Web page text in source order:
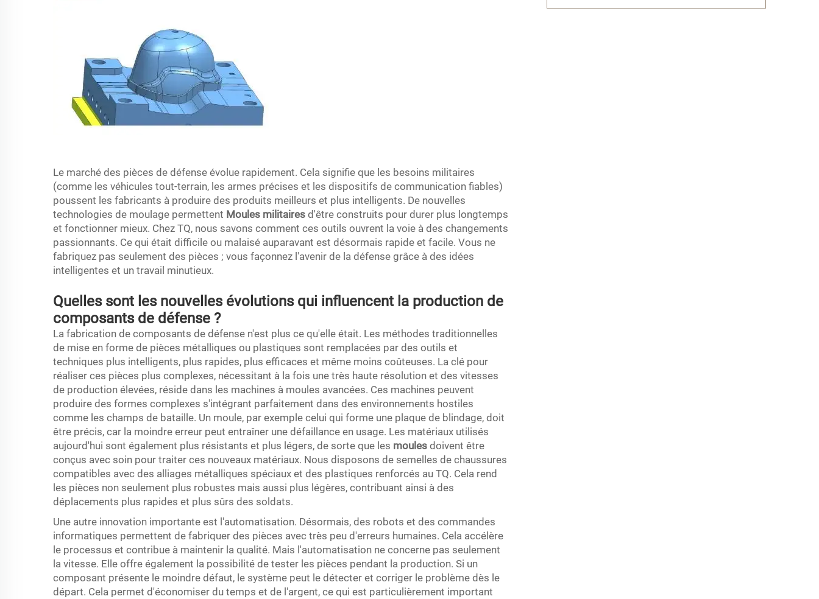
Le marché des pièces de défense évolue rapidement. Cela signifie que les besoins militaires
(comme les véhicules tout-terrain, les armes précises et les dispositifs de communication fiables)
poussent les fabricants à produire des produits meilleurs et plus intelligents. De nouvelles
technologies de moulage permettent Moules militaires d'être construits pour durer plus longtemps
et fonctionner mieux. Chez TQ, nous savons comment ces outils ouvrent la voie à des changements
passionnants. Ce qui était difficile ou malaisé auparavant est désormais rapide et facile. Vous ne
fabriquez pas seulement des pièces ; vous façonnez l'avenir de la défense grâce à des idées
intelligentes et un travail minutieux.
Quelles sont les nouvelles évolutions qui influencent la production de
composants de défense ?
La fabrication de composants de défense n'est plus ce qu'elle était. Les méthodes traditionnelles
de mise en forme de pièces métalliques ou plastiques sont remplacées par des outils et
techniques plus intelligents, plus rapides, plus efficaces et même moins coûteuses. La clé pour
réaliser ces pièces plus complexes, nécessitant à la fois une très haute résolution et des vitesses
de production élevées, réside dans les machines à moules avancées. Ces machines peuvent
produire des formes complexes s'intégrant parfaitement dans des environnements hostiles
comme les champs de bataille. Un moule, par exemple celui qui forme une plaque de blindage, doit
être précis, car la moindre erreur peut entraîner une défaillance en usage. Les matériaux utilisés
aujourd'hui sont également plus résistants et plus légers, de sorte que les moules doivent être
conçus avec soin pour traiter ces nouveaux matériaux. Nous disposons de semelles de chaussures
compatibles avec des alliages métalliques spéciaux et des plastiques renforcés au TQ. Cela rend
les pièces non seulement plus robustes mais aussi plus légères, contribuant ainsi à des
déplacements plus rapides et plus sûrs des soldats.
Une autre innovation importante est l'automatisation. Désormais, des robots et des commandes
informatiques permettent de fabriquer des pièces avec très peu d'erreurs humaines. Cela accélère
le processus et contribue à maintenir la qualité. Mais l'automatisation ne concerne pas seulement
la vitesse. Elle offre également la possibilité de tester les pièces pendant la production. Si un
composant présente le moindre défaut, le système peut le détecter et corriger le problème dès le
départ. Cela permet d'économiser du temps et de l'argent, ce qui est particulièrement important